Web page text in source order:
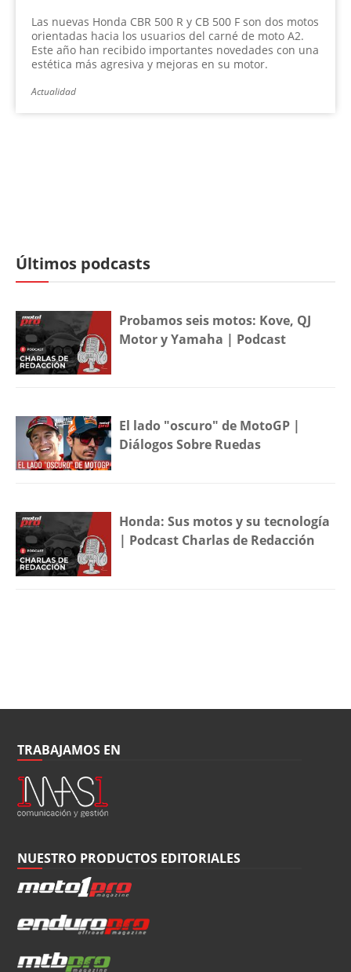
Las nuevas Honda CBR 500 R y CB 500 F son dos motos
orientadas hacia los usuarios del carné de moto A2.
Este año han recibido importantes novedades con una
estética más agresiva y mejoras en su motor.
Actualidad
Últimos podcasts
Probamos seis motos: Kove, QJ
Motor y Yamaha | Podcast
El lado "oscuro" de MotoGP |
Diálogos Sobre Ruedas
Honda: Sus motos y su tecnología
| Podcast Charlas de Redacción
TRABAJAMOS EN
NUESTRO PRODUCTOS EDITORIALES